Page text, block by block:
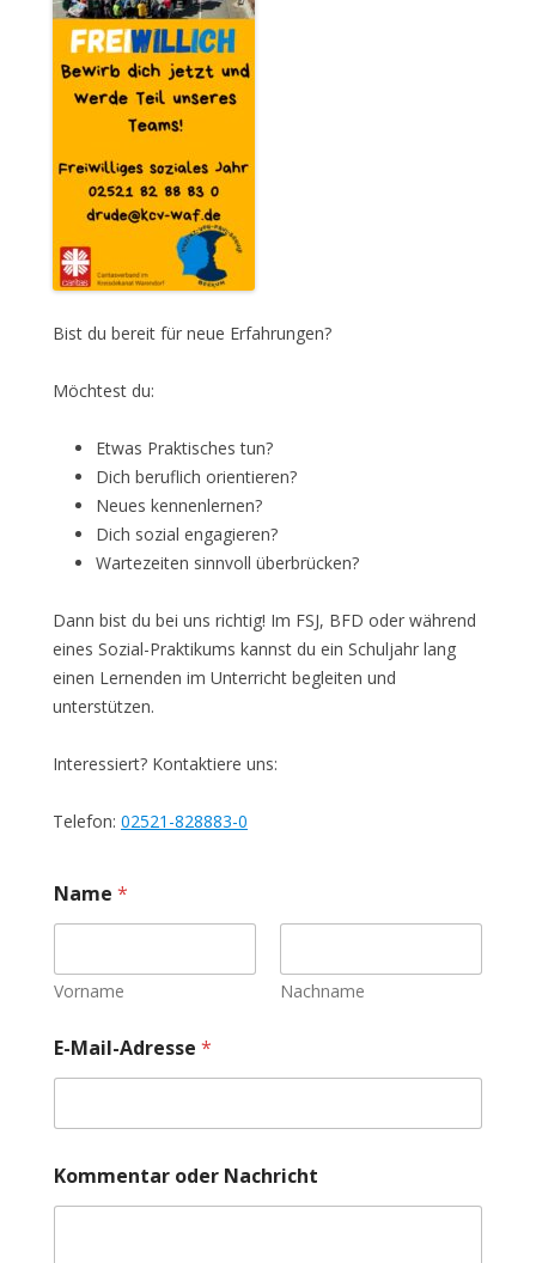
Bist du bereit für neue Erfahrungen?
Möchtest du:
Etwas Praktisches tun?
Dich beruflich orientieren?
Neues kennenlernen?
Dich sozial engagieren?
Wartezeiten sinnvoll überbrücken?
Dann bist du bei uns richtig! Im FSJ, BFD oder während
eines Sozial-Praktikums kannst du ein Schuljahr lang
einen Lernenden im Unterricht begleiten und
unterstützen.
Interessiert? Kontaktiere uns:
Telefon: 02521-828883-0
Name *
Vorname Nachname
a
m
o
e
r
K
E-Mail-Adresse *
Kommentar oder Nachricht